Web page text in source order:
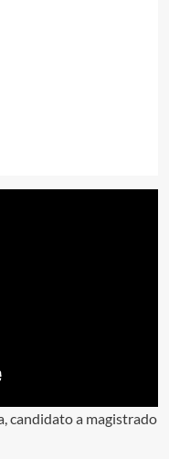
candidato a magistrado